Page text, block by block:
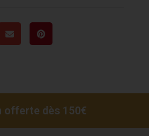
offerte dès 150€